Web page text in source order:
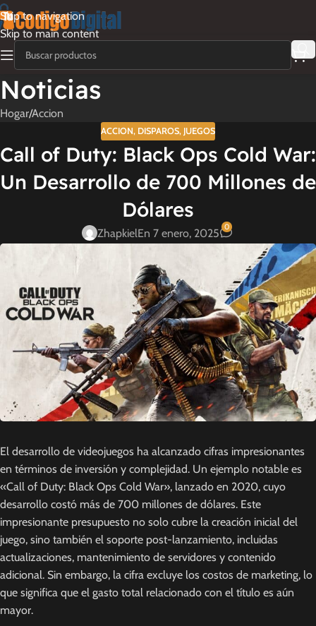
Skip to navigation
Skip to main content
Noticias
Hogar Accion
ACCION, DISPAROS, JUEGOS
Call of Duty: Black Ops Cold War:
Un Desarrollo de 700 Millones de
Dólares
ZhapkielEn 7 enero, 2025 0
El desarrollo de videojuegos ha alcanzado cifras impresionantes
en términos de inversión y complejidad. Un ejemplo notable es
«Call of Duty: Black Ops Cold War», lanzado en 2020, cuyo
desarrollo costó más de 700 millones de dólares. Este
impresionante presupuesto no solo cubre la creación inicial del
juego, sino también el soporte post-lanzamiento, incluidas
actualizaciones, mantenimiento de servidores y contenido
adicional. Sin embargo, la cifra excluye los costos de marketing, lo
que significa que el gasto total relacionado con el título es aún
mayor.